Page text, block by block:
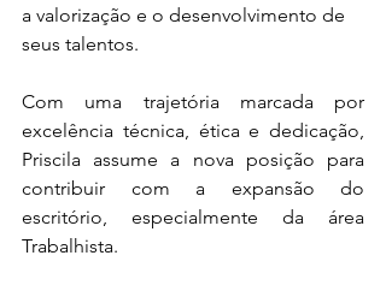
a valorização e o desenvolvimento de
seus talentos.
Com uma trajetória marcada por
excelência técnica, ética e dedicação,
Priscila assume a nova posição para
contribuir com a expansão do
escritório, especialmente da área
Trabalhista.